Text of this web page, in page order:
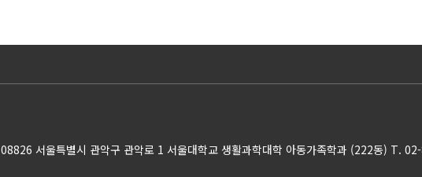
08826 서울특별시 관악구 관악로 1 서울대학교 생활과학대학 아동가족학과 (222동) T.